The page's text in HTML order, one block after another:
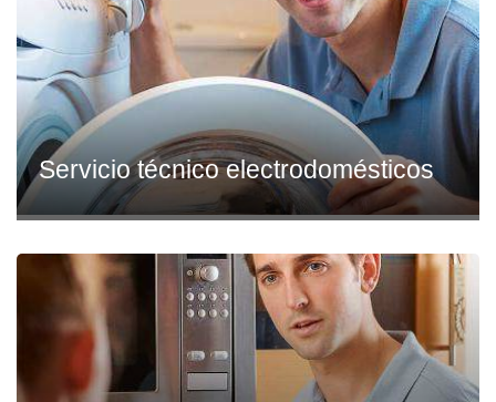
Servicio técnico electrodomésticos